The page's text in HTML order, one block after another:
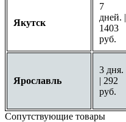
Якутск
7
дней. |
1403
руб.
Ярославль
3 дня.
| 292
руб.
Сопутствующие товары